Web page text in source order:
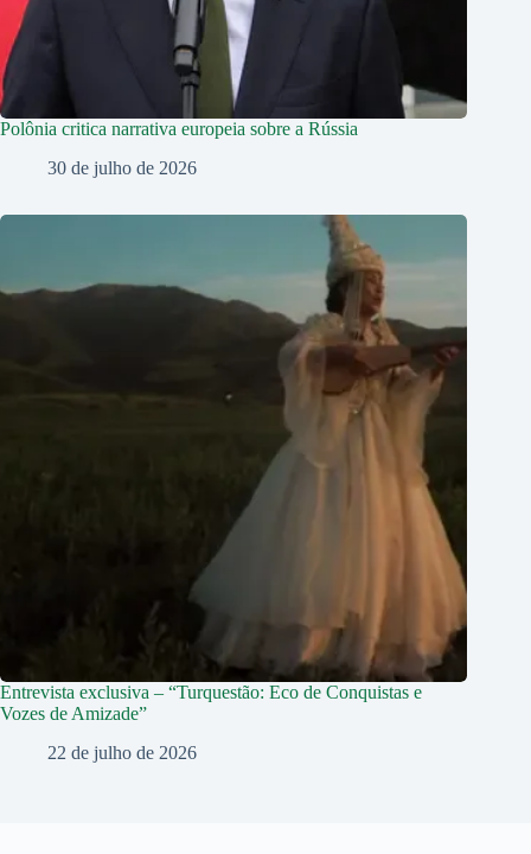
Polônia critica narrativa europeia sobre a Rússia
30 de julho de 2026
Entrevista exclusiva – “Turquestão: Eco de Conquistas e
Vozes de Amizade”
22 de julho de 2026